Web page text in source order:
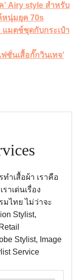
’ Airy style สำหรับ
หนุ่มยุค 70s
แมตช์ชุดกับกระเป๋า
ชั่นเสื้อกั๊กวินเทจ’
ำเสื้อผ้า เราคือ
าเด่นเรื่อง
ไทย ไม่ว่าจะ
Stylist,
Stylist, Image
Service